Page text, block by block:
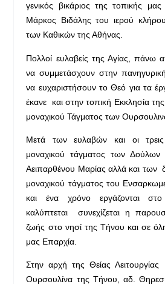
γενικός βικάριος της τοπικής
Μάρκος Βιδάλης του ιερού
των Καθικών της Αθήνας.
Πολλοί ευλαβείς της Αγίας, πάνω
να συμμετάσχουν στην πανηγυρική
να ευχαριστήσουν το Θεό για τα
έκανε και στην τοπική Εκκλησία
μοναχικού Τάγματος των
Μετά των ευλαβών και οι
μοναχικού τάγματος των Δούλων
Αειπαρθένου Μαρίας αλλά και των
μοναχικού τάγματος του
και ένα χρόνο εργάζονται
καλύπτεται συνεχίζεται η
ζωής στο νησί της Τήνου και σε
μας Επαρχία.
Στην αρχή της Θείας
Ουρσουλίνα της Τήνου, αδ.